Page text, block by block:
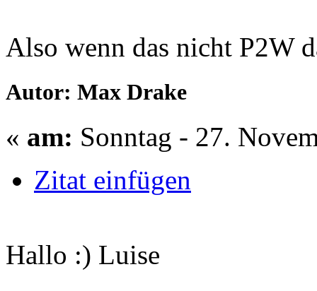
Also wenn das nicht P2W
Autor: Max Drake
« am: Sonntag - 27.
Zitat einfügen
Hallo :) Luise